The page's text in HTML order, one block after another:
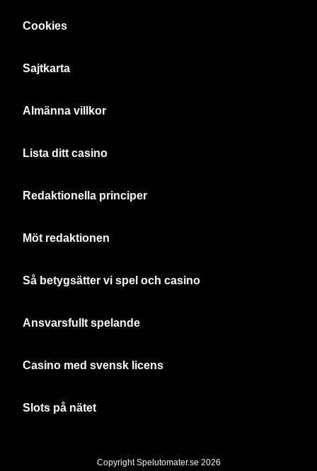
Cookies
Sajtkarta
Almänna villkor
Lista ditt casino
Redaktionella principer
Möt redaktionen
Så betygsätter vi spel och casino
Ansvarsfullt spelande
Casino med svensk licens
Slots på nätet
Copyright Spelutomater.se 2026